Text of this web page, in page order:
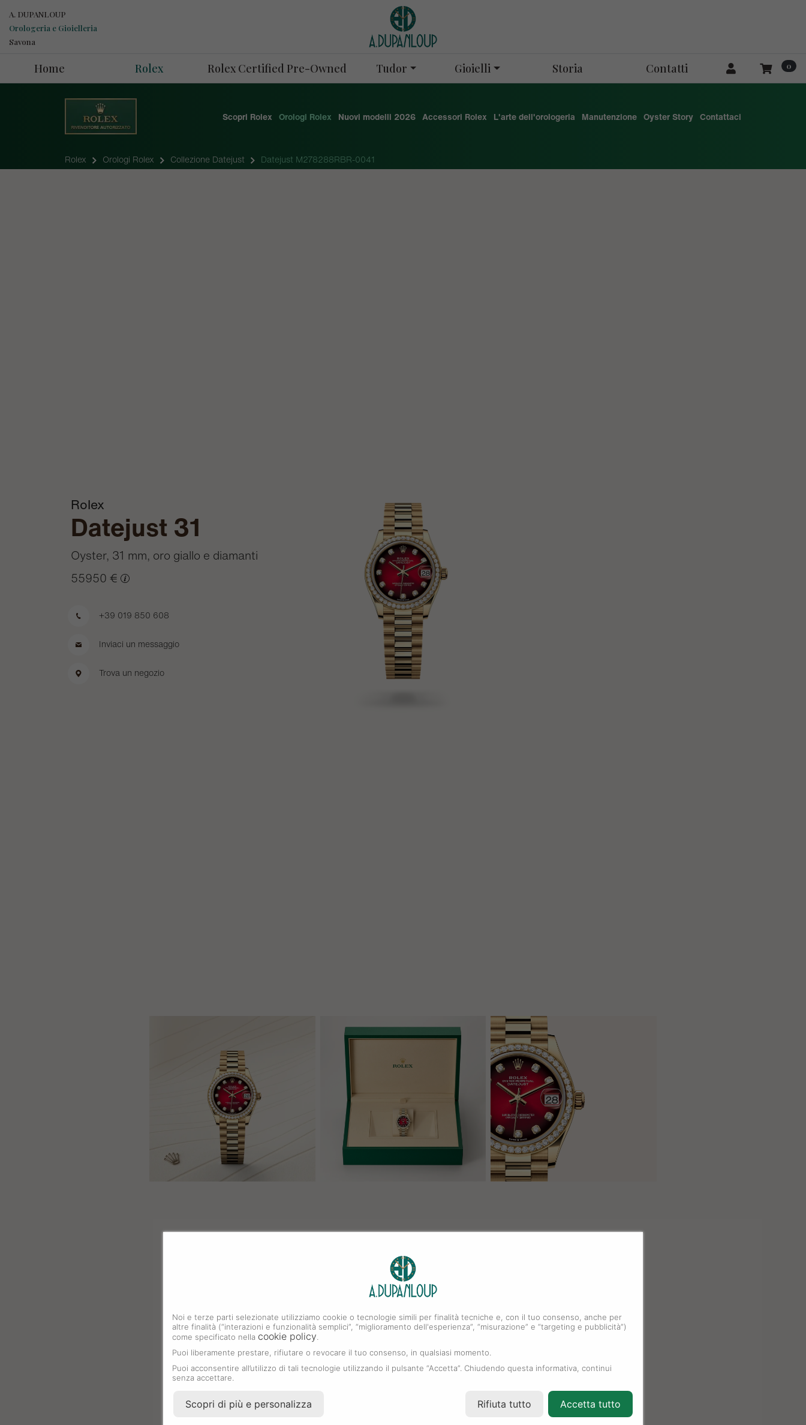
A. DUPANLOUP
Orologeria e Gioielleria
Savona
Home Rolex Rolex Certified Pre-Owned Tudor Gioielli Storia Contatti 0
Scopri Rolex Orologi Rolex Nuovi modelli 2026 Accessori Rolex L'arte dell'orologeria Manutenzione Oyster Story Contattaci
Rolex Orologi Rolex Collezione Datejust Datejust M278288RBR-0041
Rolex
Datejust 31
Oyster, 31 mm, oro giallo e diamanti
55950 €
+39 019 850 608
Inviaci un messaggio
Trova un negozio
Noi e terze parti selezionate utilizziamo cookie o tecnologie simili per finalità tecniche e, con il tuo consenso, anche per
altre finalità (“interazioni e funzionalità semplici”, “miglioramento dell'esperienza”, “misurazione” e “targeting e pubblicità”)
come specificato nella cookie policy
Puoi liberamente prestare, rifiutare o revocare il tuo consenso, in qualsiasi momento.
Puoi acconsentire all’utilizzo di tali tecnologie utilizzando il pulsante “Accetta”. Chiudendo questa informativa, continui
senza accettare.
Scopri di più e personalizza Rifiuta tutto Accetta tutto